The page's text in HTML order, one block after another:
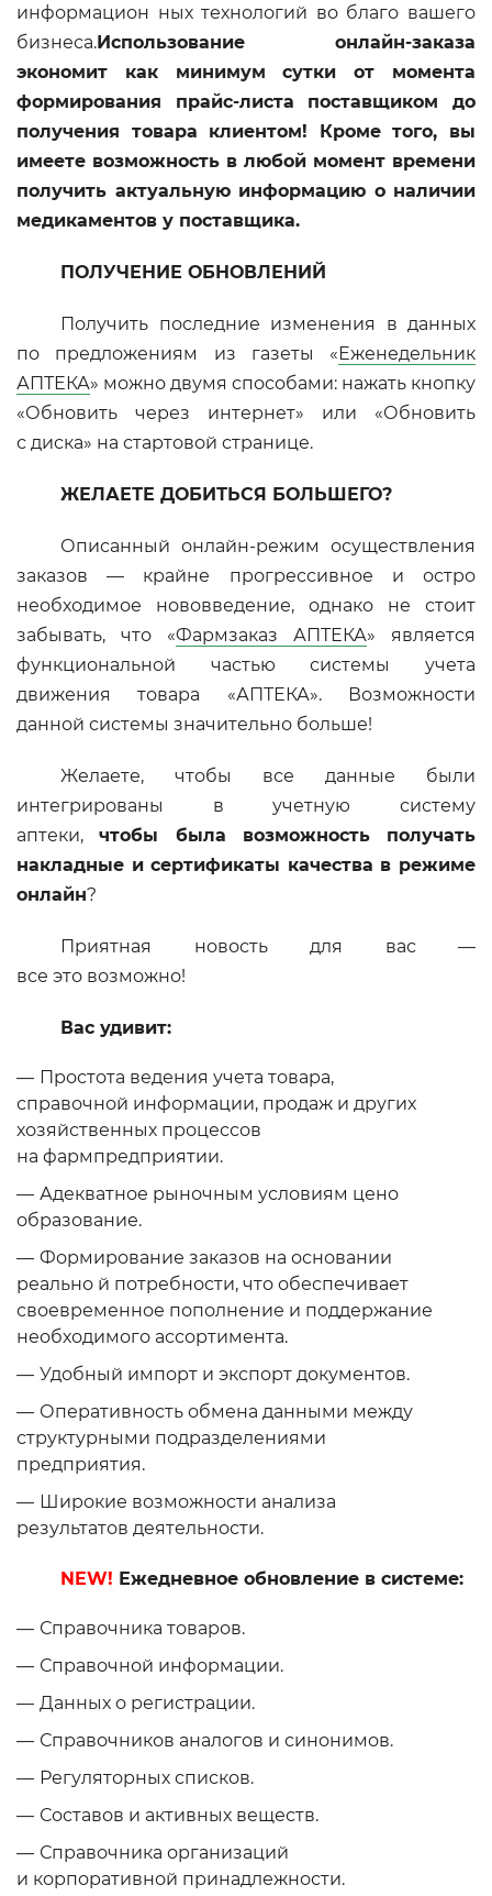
информацион ных технологий во благо вашего
бизнеса.Использование онлайн-заказа
экономит как минимум сутки от момента
формирования прайс-листа поставщиком до
получения товара клиентом! Кроме того, вы
имеете возможность в любой момент времени
получить актуальную информацию о наличии
медикаментов у поставщика.
ПОЛУЧЕНИЕ ОБНОВЛЕНИЙ
Получить последние изменения в данных
по предложениям из газеты «Еженедельник
АПТЕКА» можно двумя способами: нажать кнопку
«Обновить через интернет» или «Обновить
с диска» на стартовой странице.
ЖЕЛАЕТЕ ДОБИТЬСЯ БОЛЬШЕГО?
Описанный онлайн-режим осуществления
заказов — крайне прогрессивное и остро
необходимое нововведение, однако не стоит
забывать, что «Фармзаказ АПТЕКА» является
функциональной частью системы учета
движения товара «АПТЕКА». Возможности
данной системы значительно больше!
Желаете, чтобы все данные были
интегрированы в учетную систему
аптеки,чтобы была возможность получать
накладные и сертификаты качества в режиме
онлайн?
Приятная новость для вас —
все это возможно!
Вас удивит:
Простота ведения учета товара,
справочной информации, продаж и других
хозяйственных процессов
на фармпредприятии.
Адекватное рыночным условиям цено
образование.
Формирование заказов на основании
реально й потребности, что обеспечивает
своевременное пополнение и поддержание
необходимого ассортимента.
Удобный импорт и экспорт документов.
Оперативность обмена данными между
структурными подразделениями
предприятия.
Широкие возможности анализа
результатов деятельности.
NEW! Ежедневное обновление в системе:
Справочника товаров.
Справочной информации.
Данных о регистрации.
Справочников аналогов и синонимов.
Регуляторных списков.
Составов и активных веществ.
Справочника организаций
и корпоративной принадлежности.